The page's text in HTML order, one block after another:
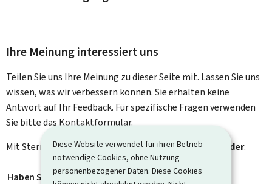
Diese Website verwendet für ihren Betrieb
notwendige Cookies, ohne Nutzung
personenbezogener Daten. Diese Cookies
Ihre Meinung interessiert uns
Teilen Sie uns Ihre Meinung zu dieser Seite mit. Lassen Sie uns
wissen, was wir verbessern können. Sie erhalten keine
Antwort auf Ihr Feedback. Für spezifische Fragen verwenden
Sie bitte das Kontaktformular.
Mit Stern gekennzeichnete Felder ( * ) sindPflichtfelder.
Haben Sie gefunden, wonach Sie gesucht haben?